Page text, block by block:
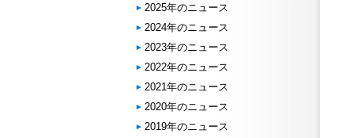
2025年のニュース
2024年のニュース
2023年のニュース
2022年のニュース
2021年のニュース
2020年のニュース
2019年のニュース